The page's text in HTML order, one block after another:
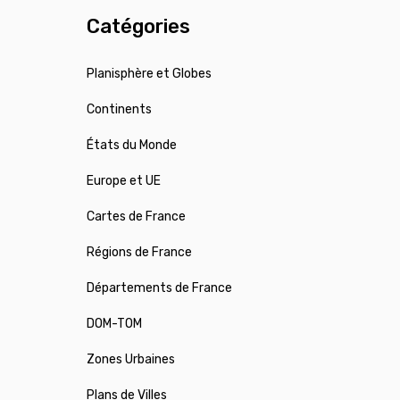
Catégories
Planisphère et Globes
Continents
États du Monde
Europe et UE
Cartes de France
Régions de France
Départements de France
DOM-TOM
Zones Urbaines
Plans de Villes